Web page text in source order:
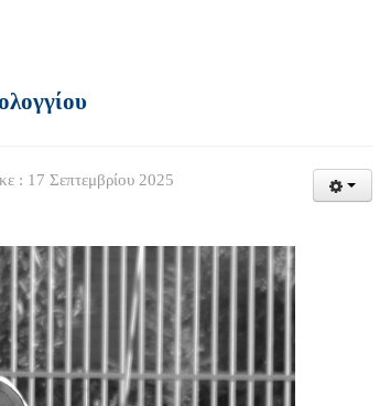
: 17 Σεπτεμβρίου 2025